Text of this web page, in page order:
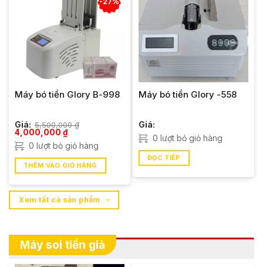
Máy bó tiền Glory B-998
Giá: 5,500,000₫
Giá
gốc
là:
4,000,000 ₫Giá
tại
4,000,000 ₫.
0 lượt bỏ giỏ hàng
THÊM VÀO GIỎ HÀNG
Máy bó tiền Glory -558
Giá:
0 lượt bỏ giỏ hàng
ĐỌC TIẾP
Xem tất cả sản phẩm
Máy soi tiền giả